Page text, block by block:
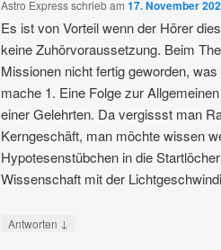
Astro Expressschriebam17. November
Es ist von Vorteil wenn der Hörer
keine Zuhörvoraussetzung. Beim
Missionen nicht fertig geworden,
mache 1. Eine Folge zur
einer Gelehrten. Da vergissst man
Kerngeschäft, man möchte wissen
Hypotesenstübchen in die
Wissenschaft mit der
Antworten ↓